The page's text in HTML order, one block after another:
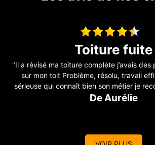
Construction d’un
"Travail parfaitement réalisé, travail
demande, ponctuel, travail propre et
et efficaces je
De Mapie